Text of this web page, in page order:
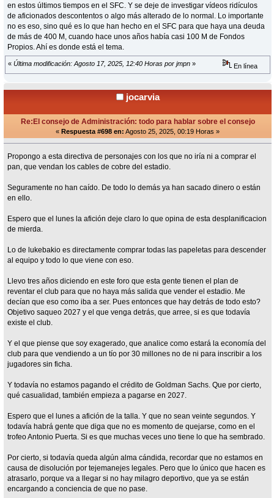
en estos últimos tiempos en el SFC. Y se deje de investigar vídeos ridículos
de aficionados descontentos o algo más alterado de lo normal. Lo importante
no es eso, sino qué es lo que han hecho en el SFC para que haya una deuda
de más de 400 M, cuando hace unos años había casi 100 M de Fondos
Propios. Ahí es donde está el tema.
« Última modificación: Agosto 17, 2025, 12:40 Horas por jmpn » En línea
jocarvia
Re:El consejo de Administración: todo para hablar sobre el consejo
« Respuesta #698 en: Agosto 25, 2025, 00:19 Horas »
Propongo a esta directiva de personajes con los que no iría ni a comprar el
pan, que vendan los cables de cobre del estadio.
Seguramente no han caído. De todo lo demás ya han sacado dinero o están
en ello.
Espero que el lunes la afición deje claro lo que opina de esta desplanificacion
de mierda.
Lo de lukebakio es directamente comprar todas las papeletas para descender
al equipo y todo lo que viene con eso.
Llevo tres años diciendo en este foro que esta gente tienen el plan de
reventar el club para que no haya más salida que vender el estadio. Me
decían que eso como iba a ser. Pues entonces que hay detrás de todo esto?
Objetivo saqueo 2027 y el que venga detrás, que arree, si es que todavía
existe el club.
Y el que piense que soy exagerado, que analice como estará la economía del
club para que vendiendo a un tío por 30 millones no de ni para inscribir a los
jugadores sin ficha.
Y todavía no estamos pagando el crédito de Goldman Sachs. Que por cierto,
qué casualidad, también empieza a pagarse en 2027.
Espero que el lunes a afición de la talla. Y que no sean veinte segundos. Y
todavía habrá gente que diga que no es momento de quejarse, como en el
trofeo Antonio Puerta. Si es que muchas veces uno tiene lo que ha sembrado.
Por cierto, si todavía queda algún alma cándida, recordar que no estamos en
causa de disolución por tejemanejes legales. Pero que lo único que hacen es
atrasarlo, porque va a llegar si no hay milagro deportivo, que ya se están
encargando a conciencia de que no pase.